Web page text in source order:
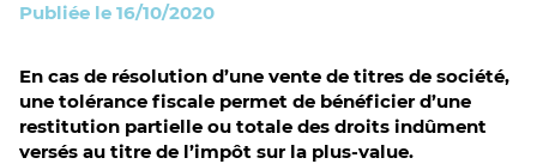
Publiée le 16/10/2020
En cas de résolution d’une vente de titres de société,
une tolérance fiscale permet de bénéficier d’une
restitution partielle ou totale des droits indûment
versés au titre de l’impôt sur la plus-value.